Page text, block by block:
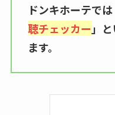
ドンキホーテで
聴チェッカー 」
ます。